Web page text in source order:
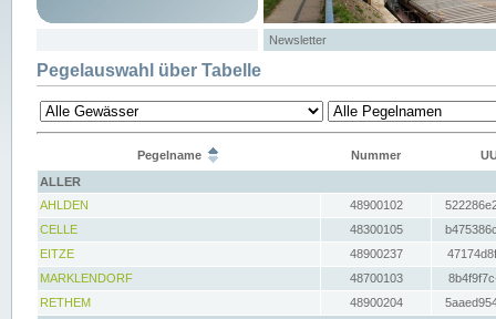
Newsletter
Pegelauswahl über Tabelle
Pegelname Nummer
ALLER
AHLDEN
48900102
CELLE
48300105
EITZE
48900237
MARKLENDORF
48700103
RETHEM
48900204